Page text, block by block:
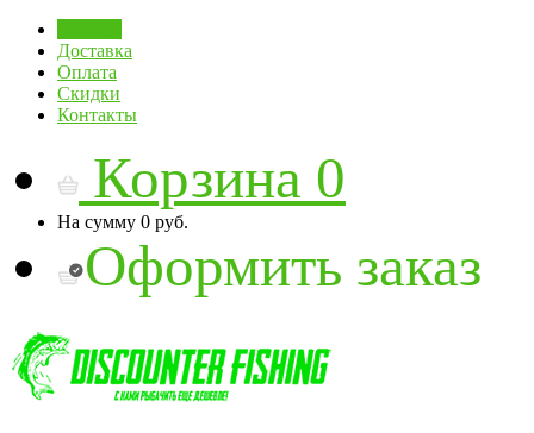
Доставка
Оплата
Скидки
Контакты
Корзина 0
На сумму 0 руб.
Оформить заказ